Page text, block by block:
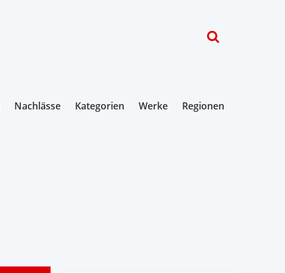
Nachlässe Kategorien Werke Regionen